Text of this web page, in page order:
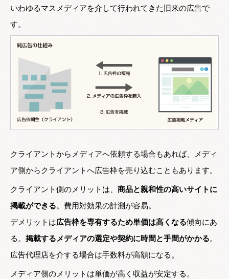
いわゆるマスメディアを介して行われてきた旧来の広告で
す。
クライアントからメディアへ依頼する場合もあれば、メディ
ア側からクライアントへ広告枠を売り込むこともあります。
クライアント側のメリットは、 商品と親和性の高いサイトに
掲載ができる。費用対効果の計測が容易。
デメリットは広告枠を専有するため単価は高くなる傾向にあ
る。 掲載するメディアの選定や契約に時間と手間がかかる。
広告代理店を介する場合は手数料が高額になる。
メディア側のメリットは単価が高く収益が安定する。